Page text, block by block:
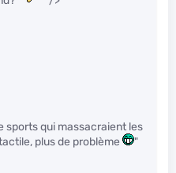
sports qui massacraient les
plus de problème
"